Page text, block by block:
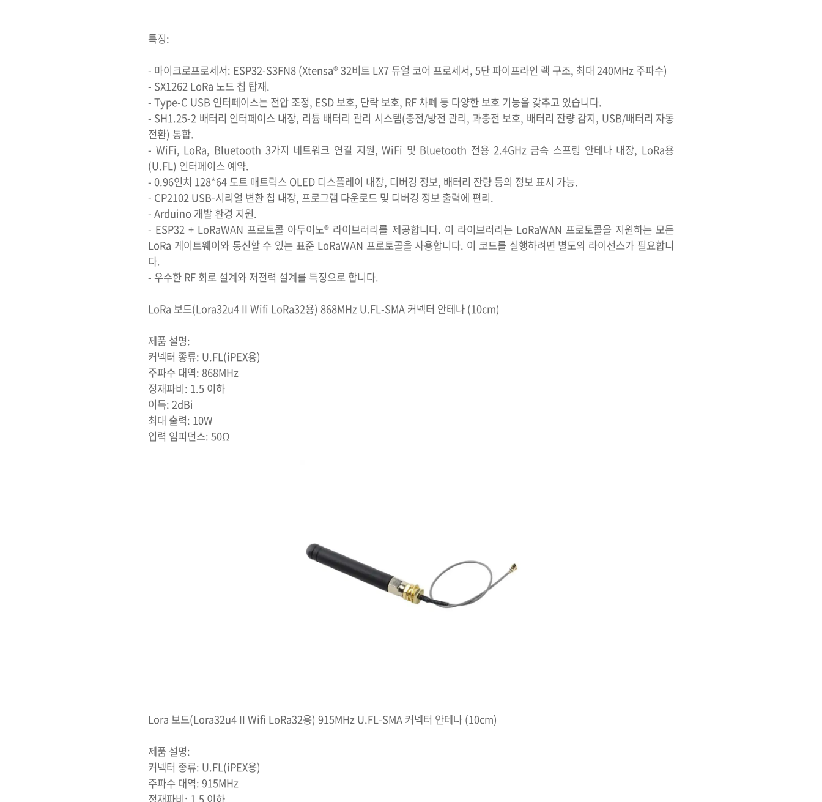
특징:
- 마이크로프로세서: ESP32-S3FN8 (Xtensa® 32비트 LX7 듀얼 코어 프로세서, 5단 파이프라인 랙 구조, 최대 240MHz 주파수)
- SX1262 LoRa 노드 칩 탑재.
- Type-C USB 인터페이스는 전압 조정, ESD 보호, 단락 보호, RF 차폐 등 다양한 보호 기능을 갖추고 있습니다.
- SH1.25-2 배터리 인터페이스 내장, 리튬 배터리 관리 시스템(충전/방전 관리, 과충전 보호, 배터리 잔량 감지, USB/배터리 자동
전환) 통합.
- WiFi, LoRa, Bluetooth 3가지 네트워크 연결 지원, WiFi 및 Bluetooth 전용 2.4GHz 금속 스프링 안테나 내장, LoRa용
(U.FL) 인터페이스 예약.
- 0.96인치 128*64 도트 매트릭스 OLED 디스플레이 내장, 디버깅 정보, 배터리 잔량 등의 정보 표시 가능.
- CP2102 USB-시리얼 변환 칩 내장, 프로그램 다운로드 및 디버깅 정보 출력에 편리.
- Arduino 개발 환경 지원.
- ESP32 + LoRaWAN 프로토콜 아두이노® 라이브러리를 제공합니다. 이 라이브러리는 LoRaWAN 프로토콜을 지원하는 모든
LoRa 게이트웨이와 통신할 수 있는 표준 LoRaWAN 프로토콜을 사용합니다. 이 코드를 실행하려면 별도의 라이선스가 필요합니
다.
- 우수한 RF 회로 설계와 저전력 설계를 특징으로 합니다.
LoRa 보드(Lora32u4 II Wifi LoRa32용) 868MHz U.FL-SMA 커넥터 안테나 (10cm)
제품 설명:
커넥터 종류: U.FL(iPEX용)
주파수 대역: 868MHz
정재파비: 1.5 이하
이득: 2dBi
최대 출력: 10W
입력 임피던스: 50Ω
Lora 보드(Lora32u4 II Wifi LoRa32용) 915MHz U.FL-SMA 커넥터 안테나 (10cm)
제품 설명:
커넥터 종류: U.FL(iPEX용)
주파수 대역: 915MHz
정재파비: 1.5 이하